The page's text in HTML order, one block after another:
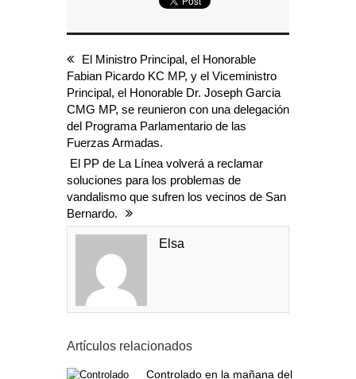
El Ministro Principal, el Honorable
Fabian Picardo KC MP, y el Viceministro
Principal, el Honorable Dr. Joseph Garcia
CMG MP, se reunieron con una delegación
del Programa Parlamentario de las
Fuerzas Armadas.
El PP de La Línea volverá a reclamar
soluciones para los problemas de
vandalismo que sufren los vecinos de San
Bernardo.
Elsa
Artículos relacionados
Controlado en la mañana del